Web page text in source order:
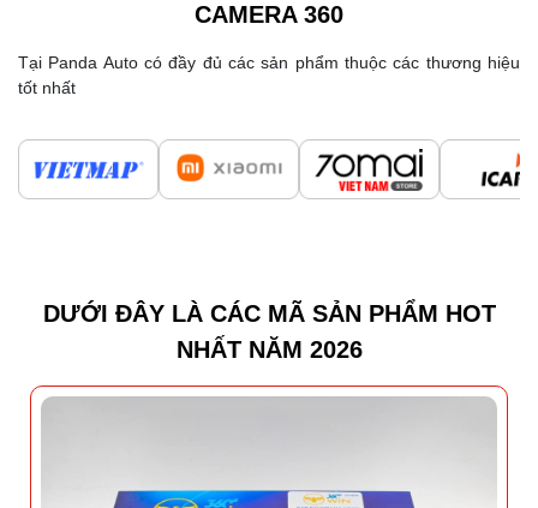
CAMERA 360
Tại Panda Auto có đầy đủ các sản phẩm thuộc các thương hiệu
tốt nhất
DƯỚI ĐÂY LÀ CÁC MÃ SẢN PHẨM HOT
NHẤT NĂM 2026